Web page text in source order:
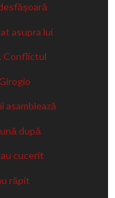
asupra lui
Conflictul
asamblează
după
cucerit
răpit